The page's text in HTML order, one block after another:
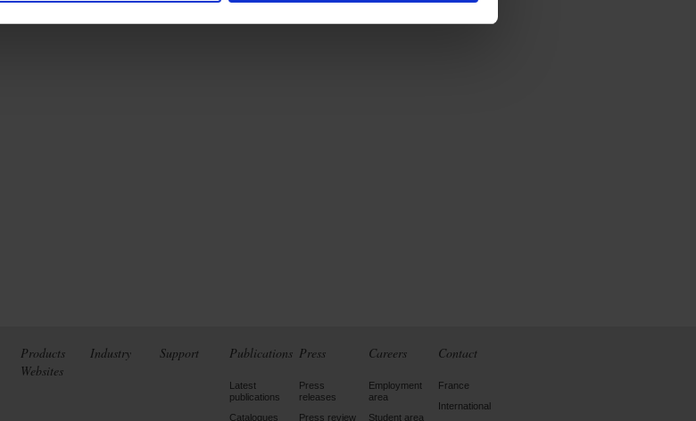
Products
Websites
Industry Support Publications
Latest
publications
Catalogues
Press
Press
releases
Press review
Careers
Employment
area
Student area
Contact
France
International